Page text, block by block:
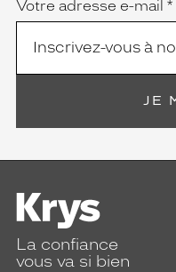
Votre adresse e-mail *
JE
La confiance
vous va si bien